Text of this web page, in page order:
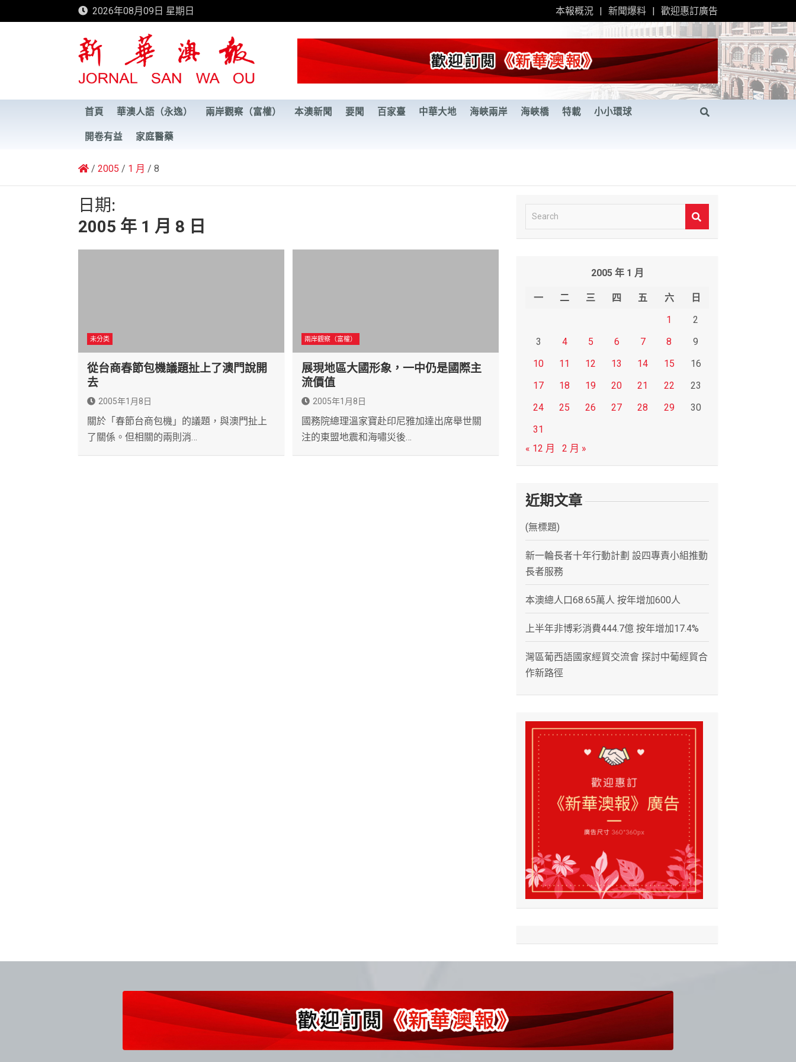
to
2026年08月09日 星期日 本報概況 新聞爆料 歡迎惠訂廣告
新華澳報
首頁 華澳人語（永逸） 兩岸觀察（富權） 本澳新聞 要聞 百家臺 中華大地 海峽兩岸 海峽橋 特載 小小環球
開卷有益 家庭醫藥
2005 1 月 8
日期:
2005 年 1 月 8 日
未分类
從台商春節包機議題扯上了澳門說開
去
2005年1月8日
關於「春節台商包機」的議題，與澳門扯上
了關係。但相關的兩則消…
兩岸觀察（富權）
展現地區大國形象，一中仍是國際主
流價值
2005年1月8日
國務院總理溫家寶赴印尼雅加達出席舉世關
注的東盟地震和海嘯災後…
e
2005 年 1 月
一 二 三 四 五 六
日
1
2
3
4 5 6 7 8
9
10
11 12 13 14 15
16
17
18 19 20 21 22
23
24
25 26 27 28 29
30
31
« 12 月
2 月 »
近期文章
(無標題)
新一輪長者十年行動計劃 設四專責小組推動
長者服務
本澳總人口68.65萬人 按年增加600人
上半年非博彩消費444.7億 按年增加17.4%
灣區葡西語國家經貿交流會 探討中葡經貿合
作新路徑